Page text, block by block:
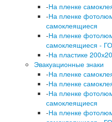
-На пленке
-На пленке
самоклеящиеся
-На пленке
самоклеящиеся -
-На пластике
Эвакуационные знаки
-На пленке
-На пленке
-На пленке
самоклеящиеся
-На пленке